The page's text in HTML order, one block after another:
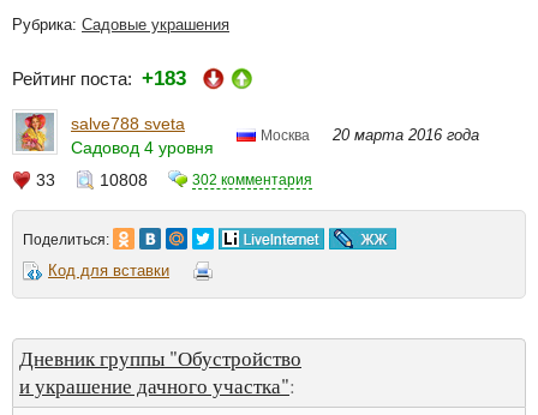
Рубрика: Садовые украшения
Рейтинг поста: +183
salve788 sveta
Садовод 4 уровня
Москва 20 марта 2016 года
33 10808 302 комментария
Поделиться:
Код для вставки
Дневник группы "Обустройство
и украшение дачного участка":